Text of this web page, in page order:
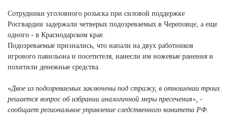
Сотрудники уголовного розыска при силовой поддержке
Росгвардии задержали четверых подозреваемых в Череповце, а еще
одного - в Краснодарском крае.
Подозреваемые признались, что напали на двух работников
игрового павильона и посетителя, нанесли им ножевые ранения и
похитили денежные средства.
«Двое из подозреваемых заключены под стражу, в отношении троих
решается вопрос об избрании аналогичной меры пресечения», -
сообщает региональное управление следственного комитета РФ.